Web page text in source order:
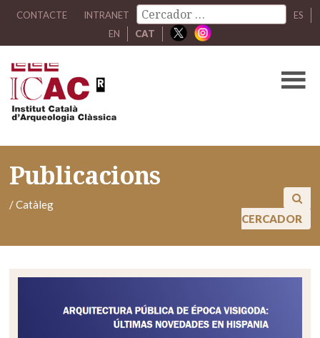
CONTACTE INTRANET
ES
EN
CAT
Publicacions
/Catàleg
CERCADOR